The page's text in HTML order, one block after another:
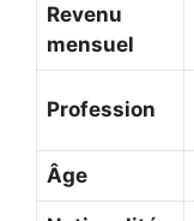
Revenu
mensuel
Profession
Âge